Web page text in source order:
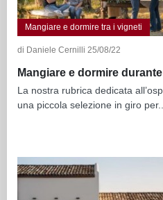
Mangiare e dormire tra i vigneti
di Daniele Cernilli 25/08/22
Mangiare e dormire
La nostra rubrica dedicata
una piccola selezione in giro per...